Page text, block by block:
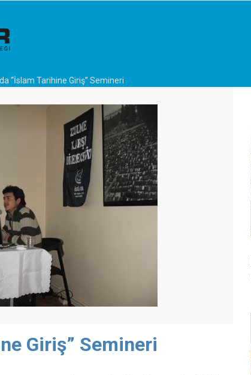
“İslam Tarihine Giriş” Semineri
Giriş” Semineri